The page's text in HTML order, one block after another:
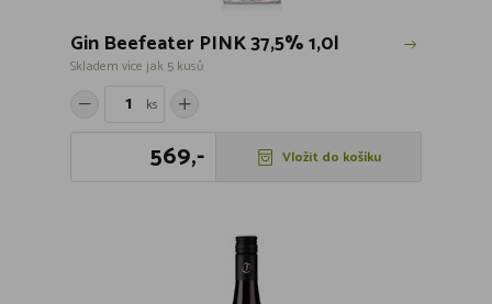
Gin Beefeater PINK 37,5% 1,0l
Skladem více jak 5 kusů
ks
569,- Vložit do košíku